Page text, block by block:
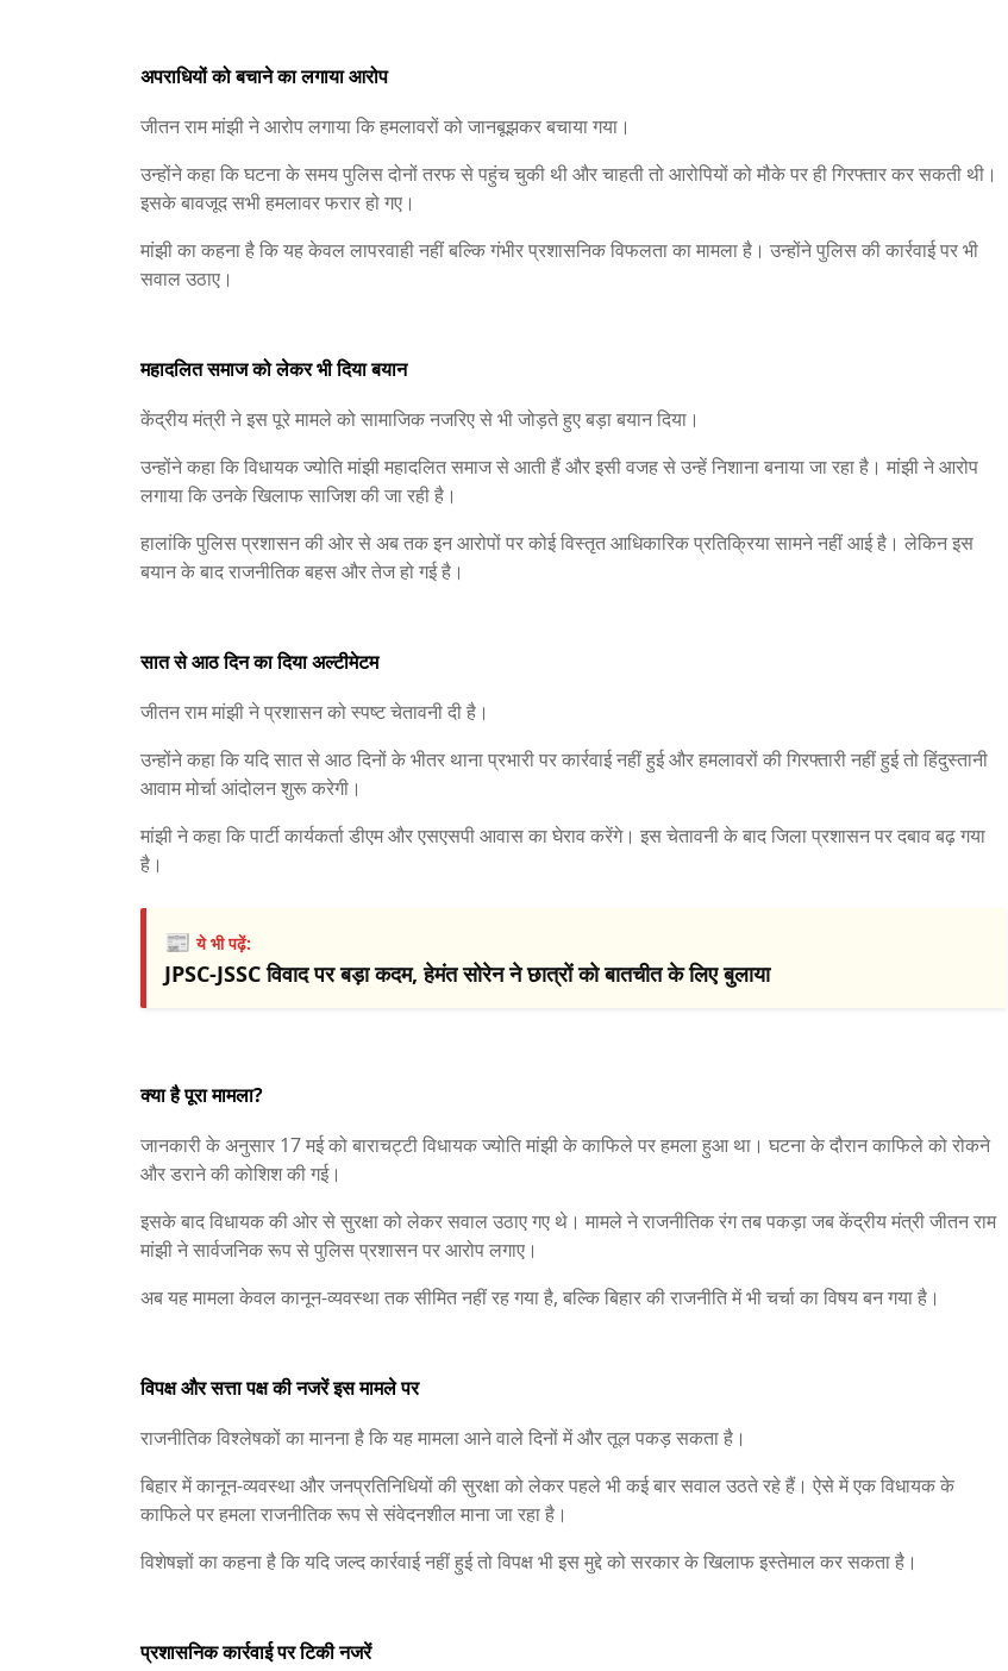
अपराधियों को बचाने का लगाया आरोप
जीतन राम मांझी ने आरोप लगाया कि हमलावरों को जानबूझकर बचाया गया।
उन्होंने कहा कि घटना के समय पुलिस दोनों तरफ से पहुंच चुकी थी और चाहती तो आरोपियों को मौके पर ही गिरफ्तार कर सकती थी।
इसके बावजूद सभी हमलावर फरार हो गए।
मांझी का कहना है कि यह केवल लापरवाही नहीं बल्कि गंभीर प्रशासनिक विफलता का मामला है। उन्होंने पुलिस की कार्रवाई पर भी
सवाल उठाए।
महादलित समाज को लेकर भी दिया बयान
केंद्रीय मंत्री ने इस पूरे मामले को सामाजिक नजरिए से भी जोड़ते हुए बड़ा बयान दिया।
उन्होंने कहा कि विधायक ज्योति मांझी महादलित समाज से आती हैं और इसी वजह से उन्हें निशाना बनाया जा रहा है। मांझी ने आरोप
लगाया कि उनके खिलाफ साजिश की जा रही है।
हालांकि पुलिस प्रशासन की ओर से अब तक इन आरोपों पर कोई विस्तृत आधिकारिक प्रतिक्रिया सामने नहीं आई है। लेकिन इस
बयान के बाद राजनीतिक बहस और तेज हो गई है।
सात से आठ दिन का दिया अल्टीमेटम
जीतन राम मांझी ने प्रशासन को स्पष्ट चेतावनी दी है।
उन्होंने कहा कि यदि सात से आठ दिनों के भीतर थाना प्रभारी पर कार्रवाई नहीं हुई और हमलावरों की गिरफ्तारी नहीं हुई तो हिंदुस्तानी
आवाम मोर्चा आंदोलन शुरू करेगी।
मांझी ने कहा कि पार्टी कार्यकर्ता डीएम और एसएसपी आवास का घेराव करेंगे। इस चेतावनी के बाद जिला प्रशासन पर दबाव बढ़ गया
है।
📰ये भी पढ़ें:
JPSC-JSSC विवाद पर बड़ा कदम, हेमंत सोरेन ने छात्रों को बातचीत के लिए बुलाया
क्या है पूरा मामला?
जानकारी के अनुसार 17 मई को बाराचट्टी विधायक ज्योति मांझी के काफिले पर हमला हुआ था। घटना के दौरान काफिले को रोकने
और डराने की कोशिश की गई।
इसके बाद विधायक की ओर से सुरक्षा को लेकर सवाल उठाए गए थे। मामले ने राजनीतिक रंग तब पकड़ा जब केंद्रीय मंत्री जीतन राम
मांझी ने सार्वजनिक रूप से पुलिस प्रशासन पर आरोप लगाए।
अब यह मामला केवल कानून-व्यवस्था तक सीमित नहीं रह गया है, बल्कि बिहार की राजनीति में भी चर्चा का विषय बन गया है।
विपक्ष और सत्ता पक्ष की नजरें इस मामले पर
राजनीतिक विश्लेषकों का मानना है कि यह मामला आने वाले दिनों में और तूल पकड़ सकता है।
बिहार में कानून-व्यवस्था और जनप्रतिनिधियों की सुरक्षा को लेकर पहले भी कई बार सवाल उठते रहे हैं। ऐसे में एक विधायक के
काफिले पर हमला राजनीतिक रूप से संवेदनशील माना जा रहा है।
विशेषज्ञों का कहना है कि यदि जल्द कार्रवाई नहीं हुई तो विपक्ष भी इस मुद्दे को सरकार के खिलाफ इस्तेमाल कर सकता है।
प्रशासनिक कार्रवाई पर टिकी नजरें